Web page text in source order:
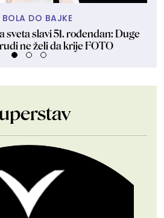
DO BAJKE
sveta slavi 51. rođendan: Duge
ne želi da krije FOTO